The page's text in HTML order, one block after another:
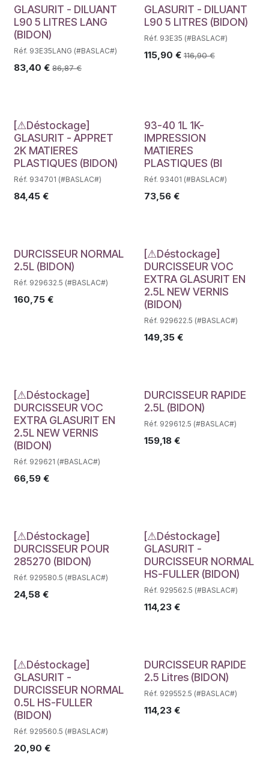
GLASURIT - DILUANT
L90 5 LITRES LANG
(BIDON)
Réf. 93E35LANG (#BASLAC#)
83,40 € 86,87€
GLASURIT - DILUANT
L90 5 LITRES (BIDON)
Réf. 93E35 (#BASLAC#)
115,90 € 116,90€
Déstockage
[⚠Déstockage]
GLASURIT - APPRET
2K MATIERES
PLASTIQUES (BIDON)
Réf. 934701 (#BASLAC#)
84,45 €
Déstockage
93-40 1L 1K-
IMPRESSION
MATIERES
PLASTIQUES (BI
Réf. 93401 (#BASLAC#)
73,56€
Déstockage
DURCISSEUR NORMAL
2.5L (BIDON)
Réf. 929632.5 (#BASLAC#)
160,75 €
Déstockage
[⚠Déstockage]
DURCISSEUR VOC
EXTRA GLASURIT EN
2.5L NEW VERNIS
(BIDON)
Réf. 929622.5 (#BASLAC#)
149,35€
Déstockage
[⚠Déstockage]
DURCISSEUR VOC
EXTRA GLASURIT EN
2.5L NEW VERNIS
(BIDON)
Réf. 929621 (#BASLAC#)
66,59 €
Déstockage
DURCISSEUR RAPIDE
2.5L (BIDON)
Réf. 929612.5 (#BASLAC#)
159,18€
Déstockage
[⚠Déstockage]
DURCISSEUR POUR
285270 (BIDON)
Réf. 929580.5 (#BASLAC#)
24,58 €
Déstockage
[⚠Déstockage]
GLASURIT -
DURCISSEUR NORMAL
HS-FULLER (BIDON)
Réf. 929562.5 (#BASLAC#)
114,23€
Déstockage
[⚠Déstockage]
GLASURIT -
DURCISSEUR NORMAL
0.5L HS-FULLER
(BIDON)
Réf. 929560.5 (#BASLAC#)
20,90 €
Déstockage
DURCISSEUR RAPIDE
2.5 Litres (BIDON)
Réf. 929552.5 (#BASLAC#)
114,23€